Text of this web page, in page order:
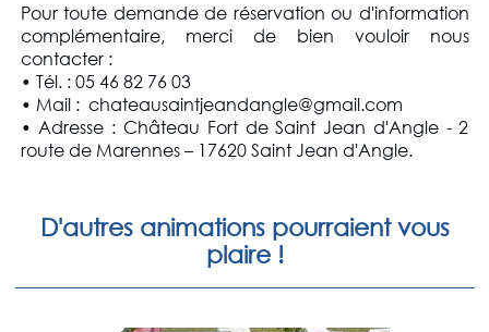
Pour toute demande de réservation ou d'information
complémentaire, merci de bien vouloir nous
contacter :
• Tél. : 05 46 82 76 03
• Mail : chateausaintjeandangle@gmail.com
• Adresse : Château Fort de Saint Jean d'Angle - 2
route de Marennes – 17620 Saint Jean d'Angle.
D'autres animations pourraient vous
plaire !